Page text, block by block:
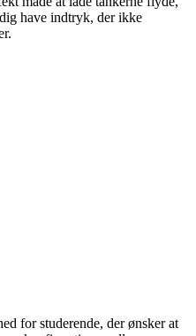
have indtryk, der ikke
for studerende, der ønsker at